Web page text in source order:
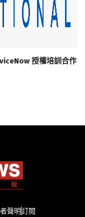
授權培訓合作
聲明訂閱